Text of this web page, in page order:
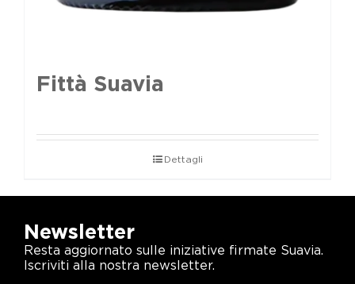
Fittà Suavia
Dettagli
Newsletter
Resta aggiornato sulle iniziative firmate Suavia.
Iscriviti alla nostra newsletter.